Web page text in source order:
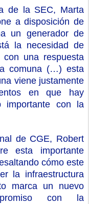
de la SEC, Marta
a disposición de
un generador de
la necesidad de
una respuesta
comuna (…) esta
viene justamente
en que hay
importante con la
de CGE, Robert
esta importante
cómo este
la infraestructura
marca un nuevo
con la